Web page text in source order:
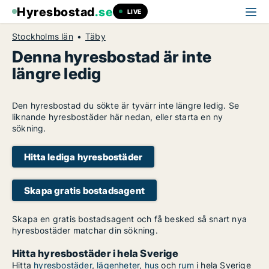
Hyresbostad.se LIVE
Stockholms län Täby
Denna hyresbostad är inte
längre ledig
Den hyresbostad du sökte är tyvärr inte längre ledig. Se
liknande hyresbostäder här nedan, eller starta en ny
sökning.
Hitta lediga hyresbostäder
Skapa gratis bostadsagent
Skapa en gratis bostadsagent och få besked så snart nya
hyresbostäder matchar din sökning.
Hitta hyresbostäder i hela Sverige
Hitta hyresbostäder, lägenheter, hus och rum i hela Sverige